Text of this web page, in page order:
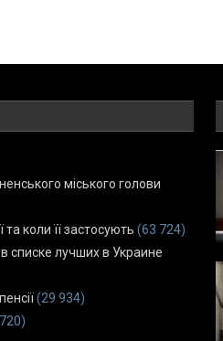
міського голови
коли її застосують (63 724)
списке лучших в Украине
(29 934)